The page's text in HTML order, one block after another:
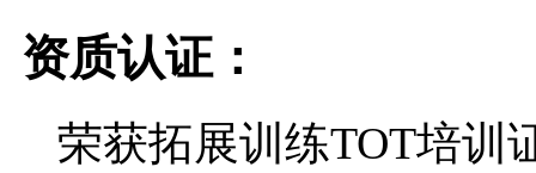
资质认证：
荣获拓展训练TOT培训